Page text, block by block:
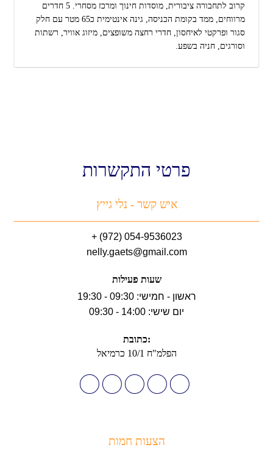
קרוב לתחבורה ציבורית, מוסדות חינוך ומרכז מסחרי. 5 חדרים
מרווחים, ממד בקומת הכניסה, גינה אינטימית כ65 מטר עם חלק
סגור ופרקטי לאיחסון, חדרי רחצה משופצים, מיזוג אוויר, רשתות
וסורגים, חניה בשפע.
פרטי התקשרות
איש קשר - נלי גייץ
054-9536023 (972) +
nelly.gaets@gmail.com
שעות פעילות
ראשון - חמישי: 09:30 - 19:30
יום שישי: 14:00 - 09:30
:כתובת
הפלמ"ח 10/1 כרמיאל
הצעות חמות